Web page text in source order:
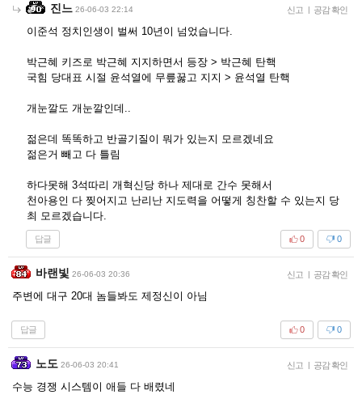
진느 26-06-03 22:14 신고 | 공감 확인
이준석 정치인생이 벌써 10년이 넘었습니다.
박근혜 키즈로 박근혜 지지하면서 등장 > 박근혜 탄핵
국힘 당대표 시절 윤석열에 무릎꿇고 지지 > 윤석열 탄핵
개눈깔도 개눈깔인데..
젊은데 똑똑하고 반골기질이 뭐가 있는지 모르겠네요
젊은거 빼고 다 틀림
하다못해 3석따리 개혁신당 하나 제대로 간수 못해서
천아용인 다 찢어지고 난리난 지도력을 어떻게 칭찬할 수 있는지 당
최 모르겠습니다.
답글 0
0
바랜빛 26-06-03 20:36 신고 | 공감 확인
주변에 대구 20대 놈들봐도 제정신이 아님
답글 0
0
노도 26-06-03 20:41 신고 | 공감 확인
수능 경쟁 시스템이 애들 다 배렸네